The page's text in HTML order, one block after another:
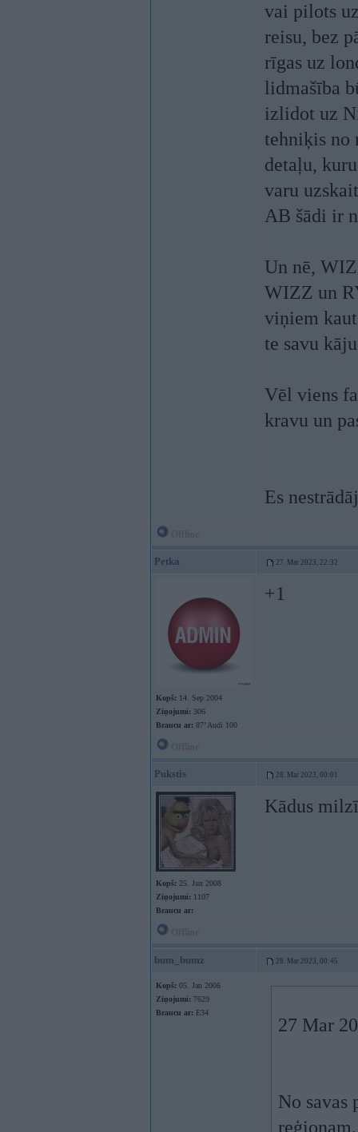
vai pilots
reisu, bez
rīgas uz
lidmašība
izlidot uz
tehniķis no
detaļu,
varu
AB šādi ir
Un nē,
WIZZ un
viņiem
te savu
Vēl viens
kravu un
Es
Petka 27. Mar 2023, 22:32
Kopš: 14. Sep 2004
Ziņojumi: 306
Braucu ar: 87’ Audi 100
+1
Pukstis 28. Mar 2023, 00:01
Kopš: 25. Jun 2008
Ziņojumi: 1107
Braucu ar:
Kādus
bum_bumz 28. Mar 2023, 00:45
Kopš: 05. Jan 2006
Ziņojumi: 7629
Braucu ar: E34
27 Mar
No savas
reģionam.